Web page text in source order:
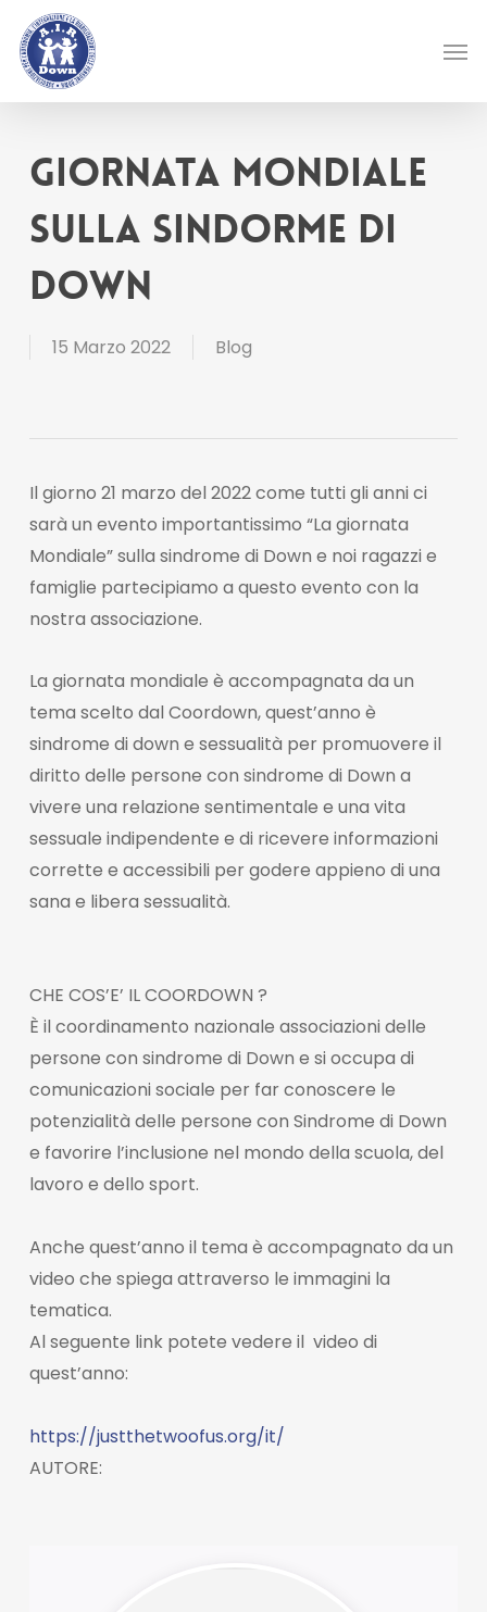
main
content
GIORNATA MONDIALE
SULLA SINDORME DI
DOWN
15 Marzo 2022 Blog
Il giorno 21 marzo del 2022 come tutti gli anni ci
sarà un evento importantissimo “La giornata
Mondiale” sulla sindrome di Down e noi ragazzi e
famiglie partecipiamo a questo evento con la
nostra associazione.
La giornata mondiale è accompagnata da un
tema scelto dal Coordown, quest’anno è
sindrome di down e sessualità per promuovere il
diritto delle persone con sindrome di Down a
vivere una relazione sentimentale e una vita
sessuale indipendente e di ricevere informazioni
corrette e accessibili per godere appieno di una
sana e libera sessualità.
CHE COS’E’ IL COORDOWN ?
È il coordinamento nazionale associazioni delle
persone con sindrome di Down e si occupa di
comunicazioni sociale per far conoscere le
potenzialità delle persone con Sindrome di Down
e favorire l’inclusione nel mondo della scuola, del
lavoro e dello sport.
Anche quest’anno il tema è accompagnato da un
video che spiega attraverso le immagini la
tematica.
Al seguente link potete vedere il video di
quest’anno:
https://justthetwoofus.org/it/
AUTORE: